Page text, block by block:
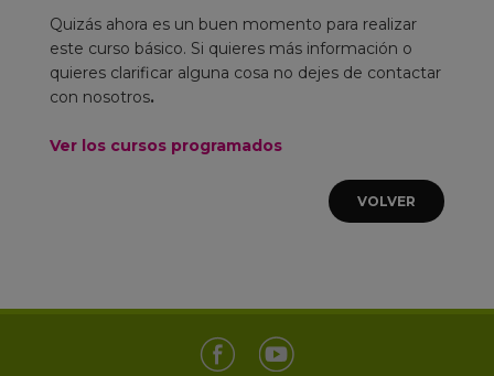
Quizás ahora es un buen momento para realizar
este curso básico. Si quieres más información o
quieres clarificar alguna cosa no dejes de contactar
con nosotros.
Ver los cursos programados
VOLVER